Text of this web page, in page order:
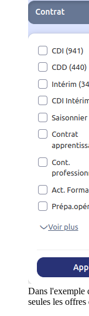
Dans l'exemple
seules les